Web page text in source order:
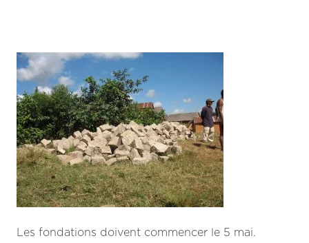
Les fondations doivent commencer le 5 mai.